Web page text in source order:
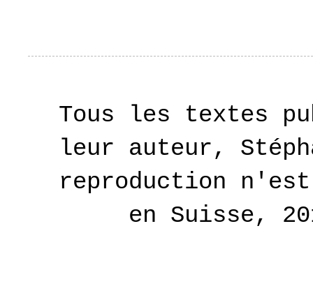
Tous les textes
leur auteur,
reproduction
en Suisse,